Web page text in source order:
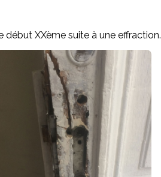
début XXème suite à une effraction.